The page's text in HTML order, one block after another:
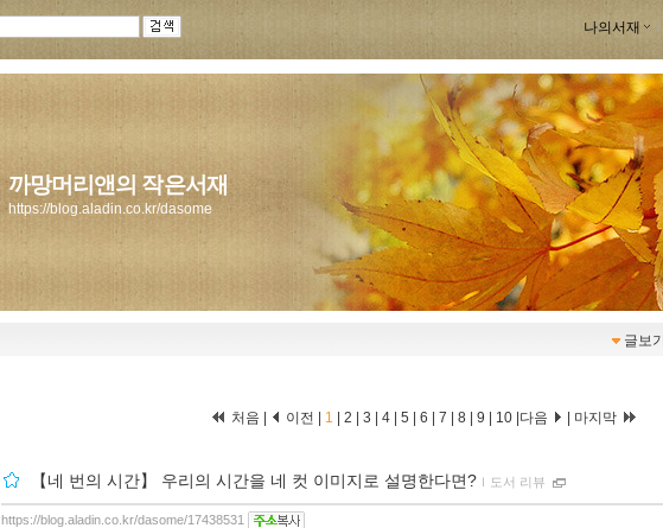
나의서재
까망머리앤의 작은서재
https://blog.aladin.co.kr/dasome
글보기
처음 | 이전 | 1 2 3 4 5 6 7 8 9 10 다음 마지막
【네 번의 시간】 우리의 시간을 네 컷 이미지로 설명한다면? ｌ 도서 리뷰
https://blog.aladin.co.kr/dasome/17438531